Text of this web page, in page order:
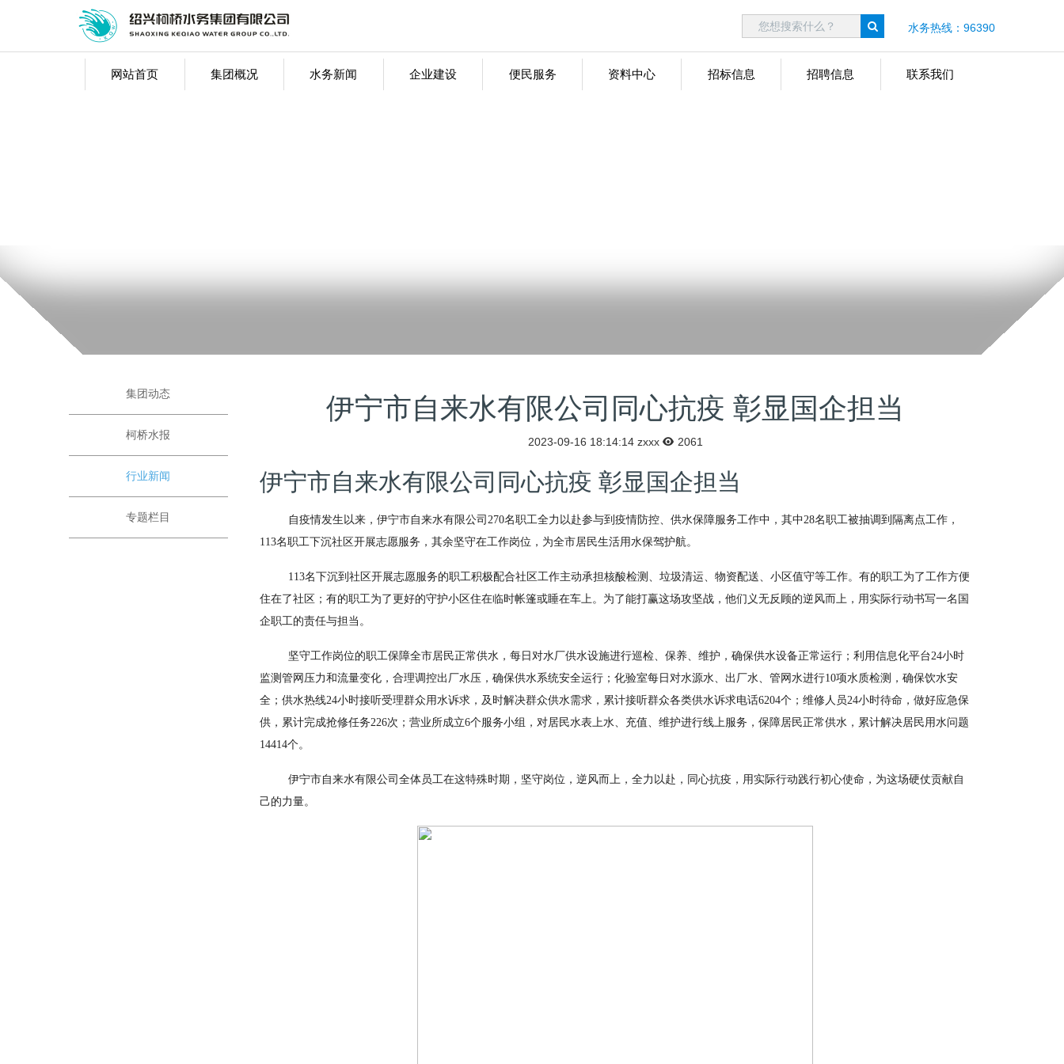
水务热线：96390
网站首页 集团概况 水务新闻 企业建设 便民服务 资料中心 招标信息 招聘信息 联系我们
集团动态
柯桥水报
行业新闻
专题栏目
伊宁市自来水有限公司同心抗疫 彰显国企担当
2023-09-16 18:14:14 zxxx 2061
伊宁市自来水有限公司同心抗疫 彰显国企担当
自疫情发生以来，伊宁市自来水有限公司 270名职工全力以赴参与到疫情防控、供水保障服务工作中，其中28名职工被抽调到隔离点工作，
113名职工下沉社区开展志愿服务，其余坚守在工作岗位，为全市居民生活用水保驾护航。
113名下沉到社区开展志愿服务的职工积极配合社区工作主动承担核酸检测、垃圾清运、物资配送、小区值守等工作。有的职工为了工作方便
住在了社区；有的职工为了更好的守护小区住在临时帐篷或睡在车上。为了能打赢这场攻坚战，他们义无反顾的逆风而上，用实际行动书写一名国
企职工的责任与担当。
坚守工作岗位的职工保障全市居民正常供水，每日对水厂供水设施进行巡检、保养、维护，确保供水设备正常运行；利用信息化平台24小时
监测管网压力和流量变化，合理调控出厂水压，确保供水系统安全运行；化验室每日对水源水、出厂水、管网水进行10项水质检测，确保饮水安
全；供水热线24小时接听受理群众用水诉求，及时解决群众供水需求，累计接听群众各类供水诉求电话6204个；维修人员24小时待命，做好应急保
供，累计完成抢修任务226次；营业所成立6个服务小组，对居民水表上水、充值、维护进行线上服务，保障居民正常供水，累计解决居民用水问题
14414个。
伊宁市自来水有限公司全体员工在这特殊时期，坚守岗位，逆风而上，全力以赴，同心抗疫，用实际行动践行初心使命，为这场硬仗贡献自
己的力量。